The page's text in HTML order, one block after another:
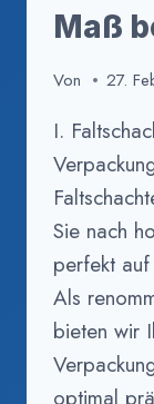
Maß
Von 27.
I.
Sie nach
perfekt
Als
bieten wir